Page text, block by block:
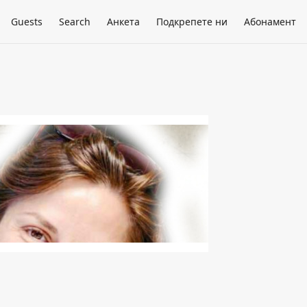
Guests Search Анкета Подкрепете ни Абонамент